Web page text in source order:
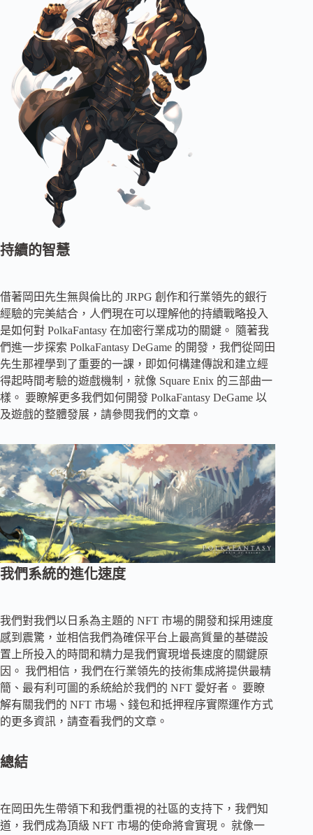
持續的智慧
借著岡田先生無與倫比的 JRPG 創作和行業領先的銀行
經驗的完美結合，人們現在可以理解他的持續戰略投入
是如何對 PolkaFantasy 在加密行業成功的關鍵。 隨著我
們進一步探索 PolkaFantasy DeGame 的開發，我們從岡田
先生那裡學到了重要的一課，即如何構建傳說和建立經
得起時間考驗的遊戲機制，就像 Square Enix 的三部曲一
樣。 要瞭解更多我們如何開發 PolkaFantasy DeGame 以
及遊戲的整體發展，請參閱我們的文章。
我們系統的進化速度
我們對我們以日系為主題的 NFT 市場的開發和採用速度
感到震驚，並相信我們為確保平台上最高質量的基礎設
置上所投入的時間和精力是我們實現增長速度的關鍵原
因。 我們相信，我們在行業領先的技術集成將提供最精
簡、最有利可圖的系統給於我們的 NFT 愛好者。 要瞭
解有關我們的 NFT 市場、錢包和抵押程序實際運作方式
的更多資訊，請查看我們的文章。
總結
在岡田先生帶領下和我們重視的社區的支持下，我們知
道，我們成為頂級 NFT 市場的使命將會實現。 就像一